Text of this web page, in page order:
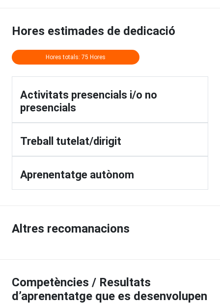
Hores estimades de dedicació
Hores totals: 75 Hores
Activitats presencials i/o no
presencials
Treball tutelat/dirigit
Aprenentatge autònom
Altres recomanacions
Competències / Resultats
d’aprenentatge que es desenvolupen